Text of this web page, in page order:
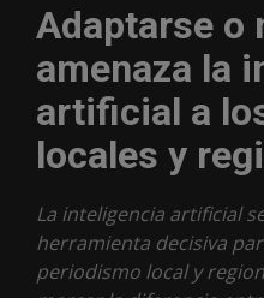
Adaptarse o
amenaza la
artificial a
locales y
La inteligencia artificial
herramienta decisiva
periodismo local y